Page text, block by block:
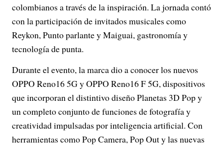
colombianos a través de la inspiración. La jornada contó
con la participación de invitados musicales como
Reykon, Punto parlante y Maiguai, gastronomía y
tecnología de punta.
Durante el evento, la marca dio a conocer los nuevos
OPPO Reno16 5G y OPPO Reno16 F 5G, dispositivos
que incorporan el distintivo diseño Planetas 3D Pop y
un completo conjunto de funciones de fotografía y
creatividad impulsadas por inteligencia artificial. Con
herramientas como Pop Camera, Pop Out y las nuevas